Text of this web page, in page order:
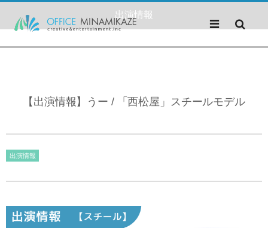
出演情報
【出演情報】うー / 「西松屋」スチールモデル
出演情報